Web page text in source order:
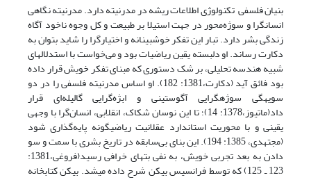
بنیان فلسفی تکنولوژی اطلاعات ریشه در مدرنیته دارد. مدرنیته نگاهی
انسان­گرا و سوژه‌محور در جهت استیلا بر طبیعت و کل وجوه ناخود آگاه
زندگی بشر دارد. تبار این تفکر خوش­بینانه و اختیارگرا را شاید بتوان به
دکارت رساند. او دلبسته­ یقین ریاضیات بود و می‌خواست با استدلال­های
شبیه هندسه تحلیلی، بر شک دستوری که مبنای تفکر خویش قرار داده
بود فائق آید (دکارت،1381: 182). او اساس مدرنیته‌ فلسفی را در دو
سویه­گی سوژه­گرایی آگوستینی و ابژه‌گرایی گالیله‌ای قرار
داد(ماتیوز،1378: 14)؛ تا این نوسان شکاک، انقلابی، انسان‌گرا با وجهی
یقینی و با محوریت استاندارد عقلانیت ریاضی­گونه پایه‌گذاری شود
(مجتهدی، 1385: 194). این بنای بی‌سابقه در تاریخ بشری با سمت و سو
دادن به بعد تجربی خویش، به نفی بت­های خرافی رسید(فروغی،1381:
123 ـ 125) که توسط فرانسیس بیکن شرح داده می­شد. بیکن کتابخانه